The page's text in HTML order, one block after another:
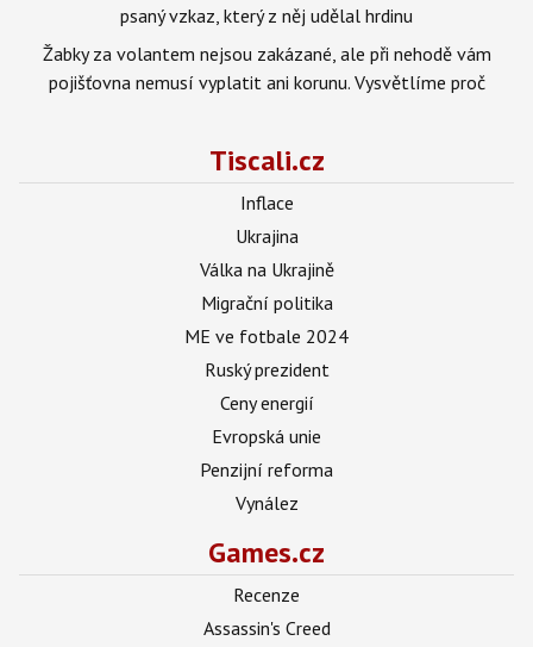
psaný vzkaz, který z něj udělal hrdinu
Žabky za volantem nejsou zakázané, ale při nehodě vám
pojišťovna nemusí vyplatit ani korunu. Vysvětlíme proč
Tiscali.cz
Inflace
Ukrajina
Válka na Ukrajině
Migrační politika
ME ve fotbale 2024
Ruský prezident
Ceny energií
Evropská unie
Penzijní reforma
Vynález
Games.cz
Recenze
Assassin's Creed